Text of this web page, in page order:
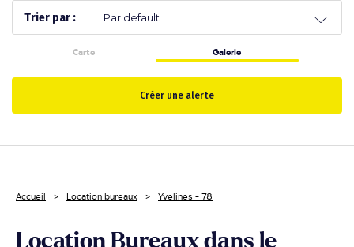
Trier par :
Carte Galerie
Créer une alerte
Accueil Location bureaux Yvelines - 78
Location Bureaux dans le